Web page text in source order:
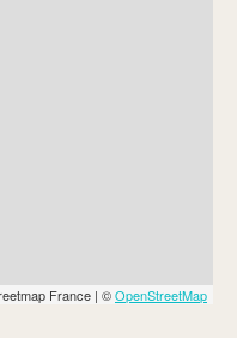
France | ©OpenStreetMap